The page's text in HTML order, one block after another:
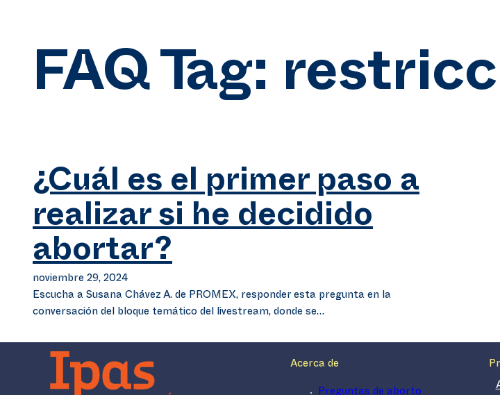
FAQ Tag:
¿Cuál es el primer paso a
realizar si he decidido
abortar?
noviembre 29, 2024
Escucha a Susana Chávez A. de PROMEX, responder esta pregunta en la
conversación del bloque temático del livestream, donde se…
Acerca de
Preguntas de aborto